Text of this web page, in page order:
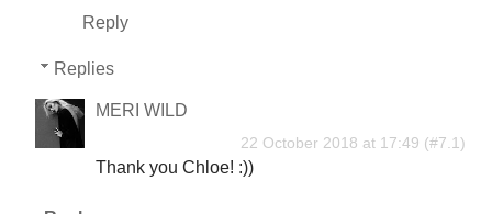
Reply
Replies
MERI WILD
22 October 2018 at 17:49
Thank you Chloe! :))